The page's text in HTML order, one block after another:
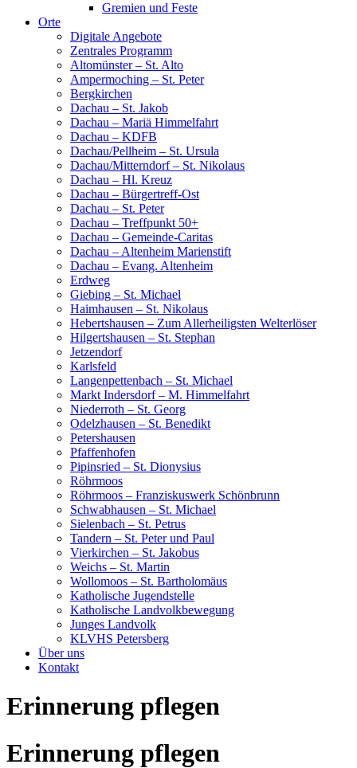
Gremien und Feste
Orte
Digitale Angebote
Zentrales Programm
Altomünster – St. Alto
Ampermoching – St. Peter
Bergkirchen
Dachau – St. Jakob
Dachau – Mariä Himmelfahrt
Dachau – KDFB
Dachau/Pellheim – St. Ursula
Dachau/Mitterndorf – St. Nikolaus
Dachau – Hl. Kreuz
Dachau – Bürgertreff-Ost
Dachau – St. Peter
Dachau – Treffpunkt 50+
Dachau – Gemeinde-Caritas
Dachau – Altenheim Marienstift
Dachau – Evang. Altenheim
Erdweg
Giebing – St. Michael
Haimhausen – St. Nikolaus
Hebertshausen – Zum Allerheiligsten Welterlöser
Hilgertshausen – St. Stephan
Jetzendorf
Karlsfeld
Langenpettenbach – St. Michael
Markt Indersdorf – M. Himmelfahrt
Niederroth – St. Georg
Odelzhausen – St. Benedikt
Petershausen
Pfaffenhofen
Pipinsried – St. Dionysius
Röhrmoos
Röhrmoos – Franziskuswerk Schönbrunn
Schwabhausen – St. Michael
Sielenbach – St. Petrus
Tandern – St. Peter und Paul
Vierkirchen – St. Jakobus
Weichs – St. Martin
Wollomoos – St. Bartholomäus
Katholische Jugendstelle
Katholische Landvolkbewegung
Junges Landvolk
KLVHS Petersberg
Über uns
Kontakt
Erinnerung pflegen
Erinnerung pflegen